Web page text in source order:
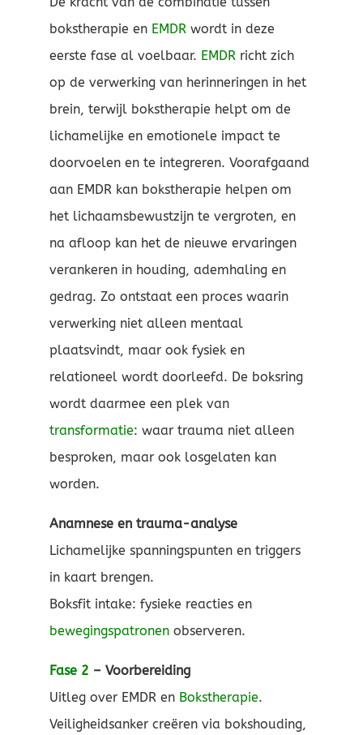
bokstherapie en EMDRwordt in deze
eerste fase al voelbaar. EMDRricht zich
op de verwerking van herinneringen in het
brein, terwijl bokstherapie helpt om de
lichamelijke en emotionele impact te
doorvoelen en te integreren. Voorafgaand
aan EMDR kan bokstherapie helpen om
het lichaamsbewustzijn te vergroten, en
na afloop kan het de nieuwe ervaringen
verankeren in houding, ademhaling en
gedrag. Zo ontstaat een proces waarin
verwerking niet alleen mentaal
plaatsvindt, maar ook fysiek en
relationeel wordt doorleefd. De boksring
wordt daarmee een plek van
transformatie: waar trauma niet alleen
besproken, maar ook losgelaten kan
worden.
Anamnese en trauma-analyse
Lichamelijke spanningspunten en triggers
in kaart brengen.
Boksfit intake: fysieke reacties en
bewegingspatronenobserveren.
Fase 2 – Voorbereiding
Uitleg over EMDR en Bokstherapie.
Veiligheidsanker creëren via bokshouding,